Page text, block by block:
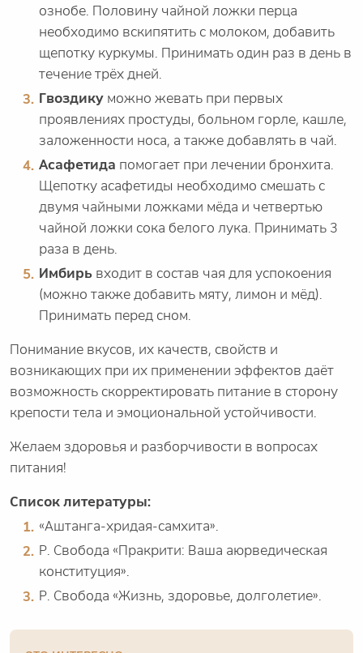
ознобе. Половину чайной ложки перца
необходимо вскипятить с молоком, добавить
щепотку куркумы. Принимать один раз в день в
течение трёх дней.
Гвоздику можно жевать при первых
проявлениях простуды, больном горле, кашле,
заложенности носа, а также добавлять в чай.
Асафетида помогает при лечении бронхита.
Щепотку асафетиды необходимо смешать с
двумя чайными ложками мёда и четвертью
чайной ложки сока белого лука. Принимать 3
раза в день.
Имбирь входит в состав чая для успокоения
(можно также добавить мяту, лимон и мёд).
Принимать перед сном.
Понимание вкусов, их качеств, свойств и
возникающих при их применении эффектов даёт
возможность скорректировать питание в сторону
крепости тела и эмоциональной устойчивости.
Желаем здоровья и разборчивости в вопросах
питания!
Список литературы:
«Аштанга-хридая-самхита».
Р. Свобода «Пракрити: Ваша аюрведическая
конституция».
Р. Свобода «Жизнь, здоровье, долголетие».